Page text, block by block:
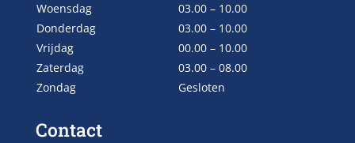
Woensdag
03.00 – 10.00
Donderdag
03.00 – 10.00
Vrijdag
00.00 – 10.00
Zaterdag
03.00 – 08.00
Zondag
Gesloten
Contact